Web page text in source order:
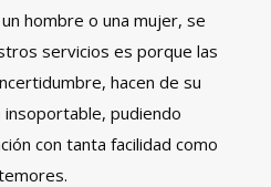
hombre o una mujer, se
servicios es porque las
hacen de su
pudiendo
con tanta facilidad como